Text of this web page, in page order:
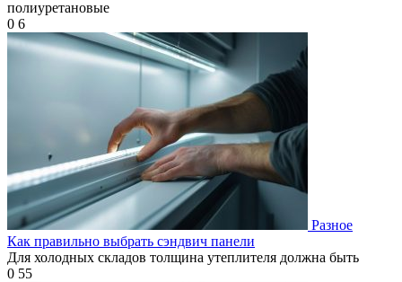
полиуретановые
0 6
Разное
Как правильно выбрать сэндвич панели
Для холодных складов толщина утеплителя должна быть
0 55